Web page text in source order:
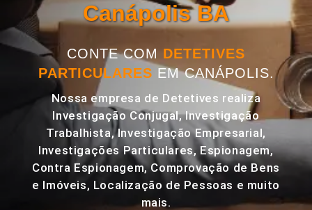
Canápolis BA
CONTE COM DETETIVES
PARTICULARES EM CANÁPOLIS.
Nossa empresa de Detetives realiza
Investigação Conjugal, Investigação
Trabalhista, Investigação Empresarial,
Investigações Particulares, Espionagem,
Contra Espionagem, Comprovação de Bens
e Imóveis, Localização de Pessoas e muito
mais.